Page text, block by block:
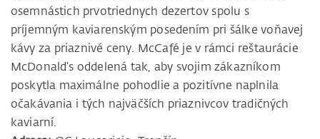
osemnástich prvotriednych dezertov spolu s
príjemným kaviarenským posedením pri šálke voňavej
kávy za priaznivé ceny. McCafé je v rámci reštaurácie
McDonald’s oddelená tak, aby svojim zákazníkom
poskytla maximálne pohodlie a pozitívne naplnila
očakávania i tých najväčších priaznivcov tradičných
kaviarní.